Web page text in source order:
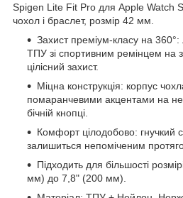
Spigen Lite Fit Pro для Apple Watch
чохол і браслет, розмір 42 мм.
Захист преміум-класу на 360°:
ТПУ зі спортивним ремінцем на
цілісний захист.
Міцна конструкція: корпус
помаранчевими акцентами на
бічній кнопці.
Комфорт цілодобово: гнучкий
залишиться непоміченим
Підходить для більшості
мм) до 7,8" (200 мм).